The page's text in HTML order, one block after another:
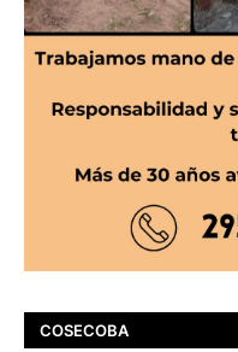
COSECOBA